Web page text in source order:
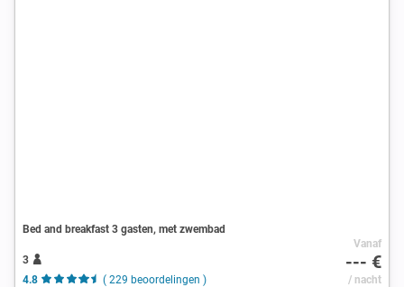
Bed and breakfast 3 gasten, met zwembad
3
4.8
( 229 beoordelingen )
Vanaf
--- €
/ nacht